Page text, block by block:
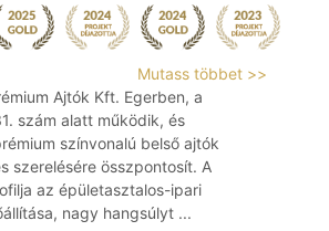
Mutass többet >>
Ajtók Kft. Egerben, a
szám alatt működik, és
színvonalú belső ajtók
szerelésére összpontosít. A
az épületasztalos-ipari
nagy hangsúlyt ...